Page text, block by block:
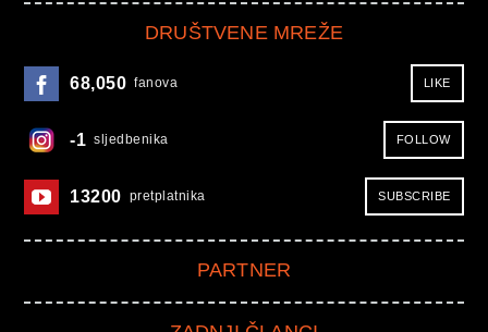
DRUŠTVENE MREŽE
68,050 fanova LIKE
-1 sljedbenika FOLLOW
13200 pretplatnika SUBSCRIBE
PARTNER